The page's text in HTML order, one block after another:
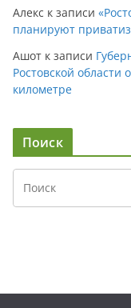
Алекс к записи
планируют
Ашот к записи
Ростовской области
километре
Поиск